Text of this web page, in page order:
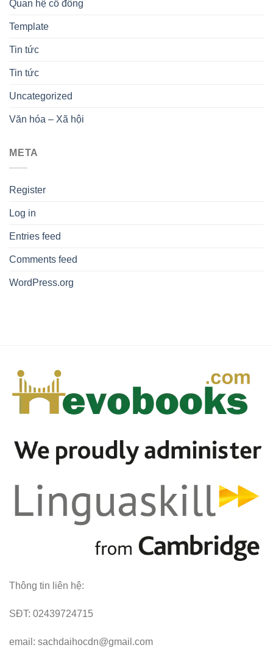
Quan hệ cổ đông
Template
Tin tức
Tin tức
Uncategorized
Văn hóa – Xã hội
META
Register
Log in
Entries feed
Comments feed
WordPress.org
Thông tin liên hệ:
SĐT: 02439724715
email: sachdaihocdn@gmail.com